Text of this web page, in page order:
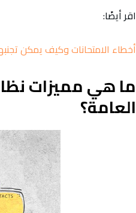
اقر أيضًا:
أخطاء الامتحانات وكيف يمكن
ما هي مميزات
العامة؟